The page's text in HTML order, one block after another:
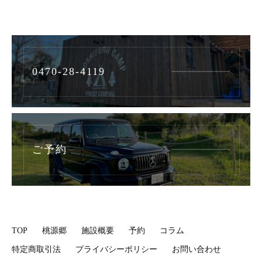
0470-28-4119
ご予約
TOP 桃源郷 施設概要 予約 コラム
特定商取引法 プライバシーポリシー お問い合わせ